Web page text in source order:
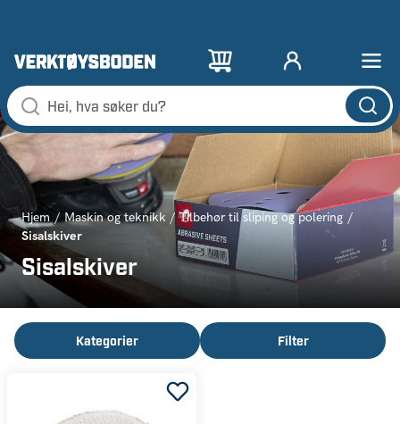
Hjem Maskin og teknikk Tilbehør til sliping og polering
Sisalskiver
Sisalskiver
Kategorier Filter